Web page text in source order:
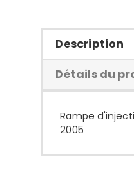
Description
Détails du
Rampe
2005